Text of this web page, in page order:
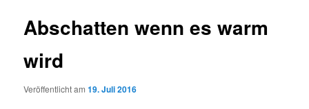
Abschatten wenn es warm
wird
Veröffentlicht am19. Juli 2016